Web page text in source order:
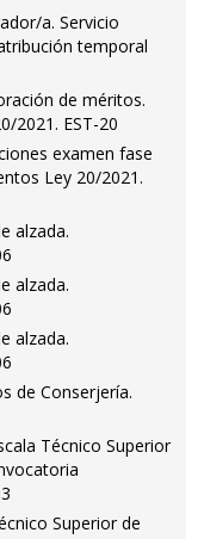
a. Servicio
temporal
de méritos.
2021. EST-20
examen fase
Ley 20/2021.
alzada.
alzada.
alzada.
de Conserjería.
Técnico Superior
Superior de